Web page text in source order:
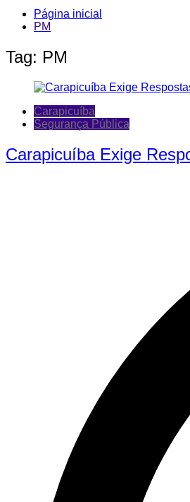
Página inicial
PM
Tag: PM
Carapicuíba
Segurança Pública
Carapicuíba Exige